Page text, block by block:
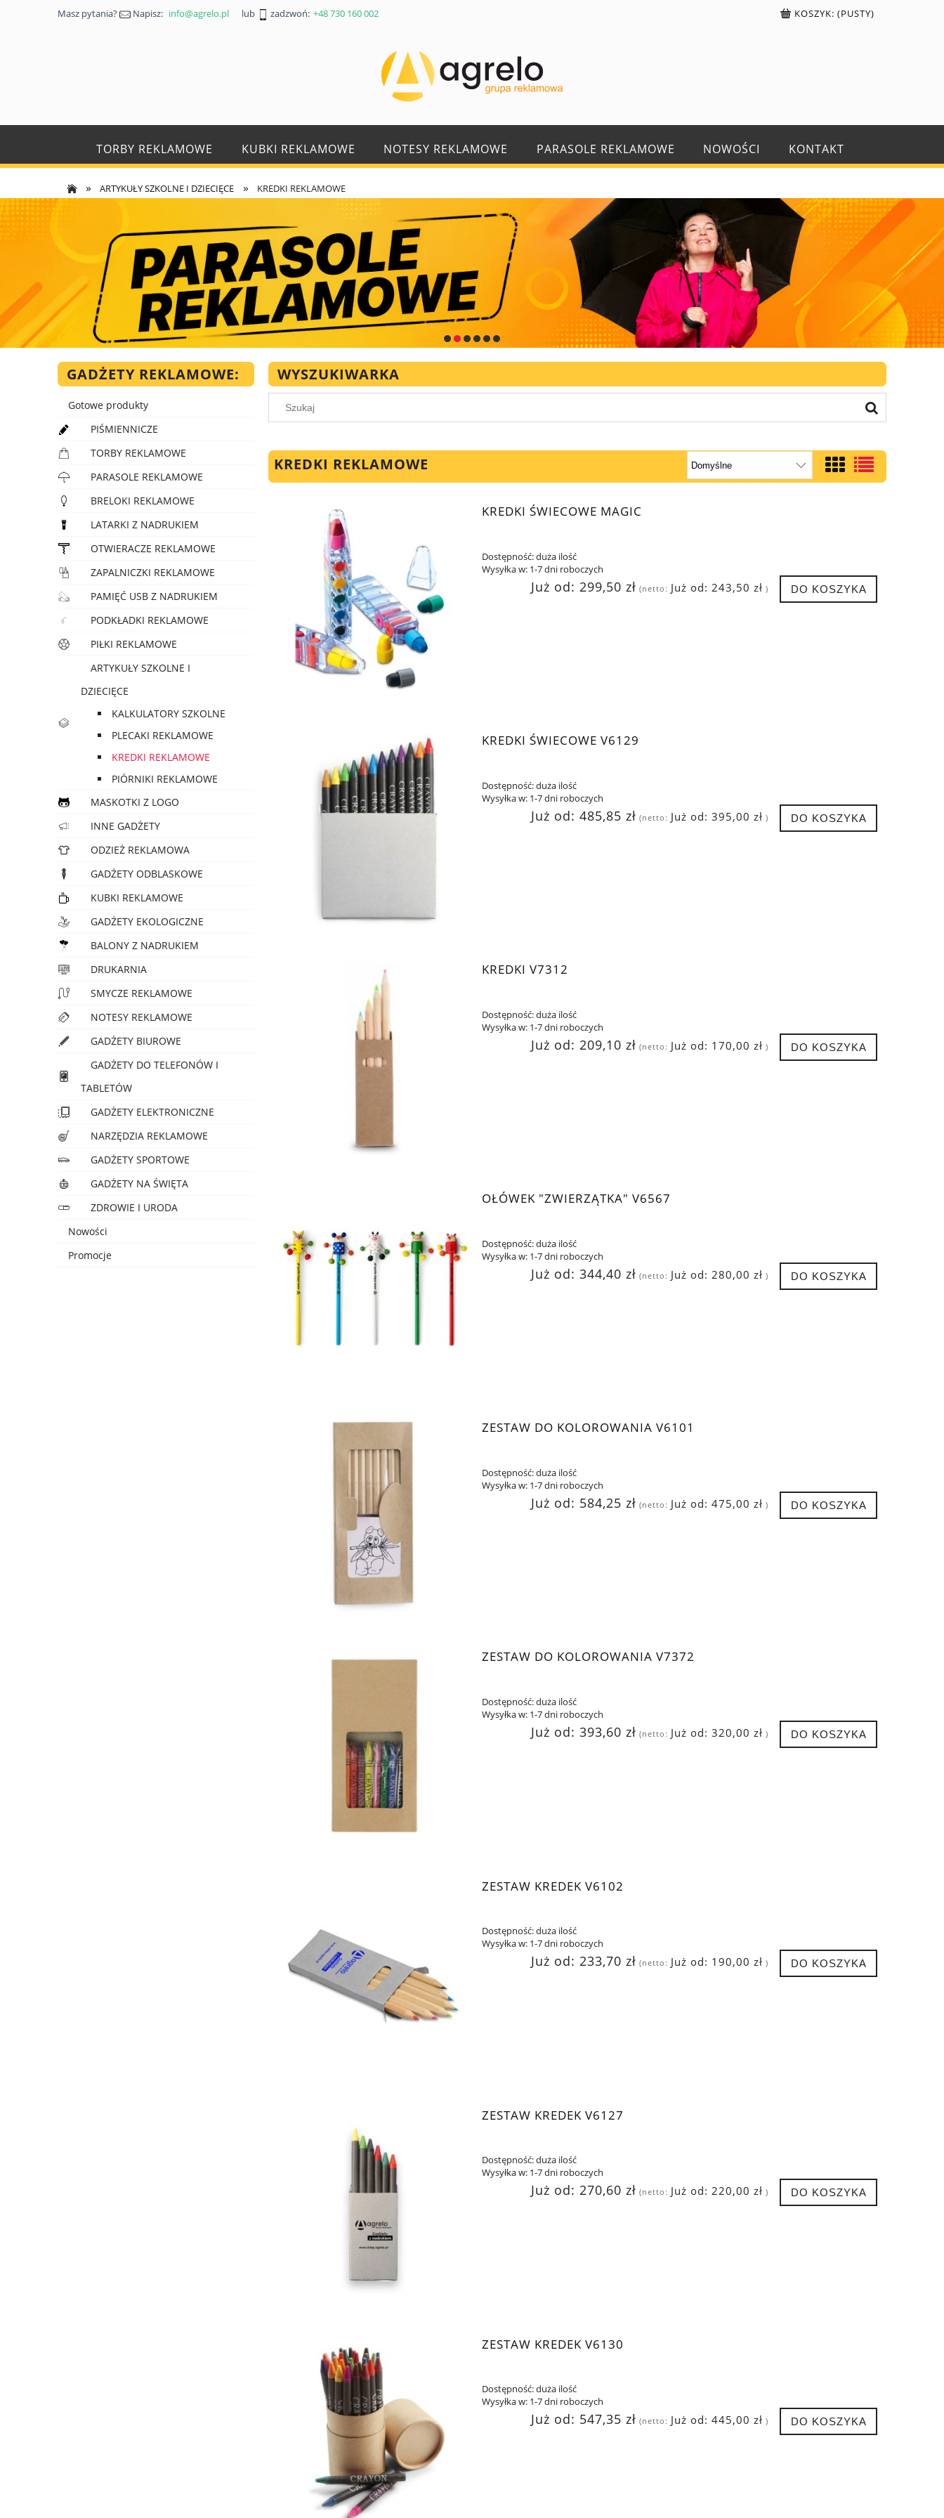
Masz pytania? Napisz: info@agrelo.pl lub zadzwoń: +48 730 160 002 KOSZYK: (PUSTY)
TORBY REKLAMOWE KUBKI REKLAMOWE NOTESY REKLAMOWE PARASOLE REKLAMOWE NOWOŚCI KONTAKT
» ARTYKUŁY SZKOLNE I DZIECIĘCE » KREDKI REKLAMOWE
GADŻETY REKLAMOWE:
Gotowe produkty
PIŚMIENNICZE
TORBY REKLAMOWE
PARASOLE REKLAMOWE
BRELOKI REKLAMOWE
LATARKI Z NADRUKIEM
OTWIERACZE REKLAMOWE
ZAPALNICZKI REKLAMOWE
PAMIĘĆ USB Z NADRUKIEM
PODKŁADKI REKLAMOWE
PIŁKI REKLAMOWE
ARTYKUŁY SZKOLNE I
DZIECIĘCE
KALKULATORY SZKOLNE
PLECAKI REKLAMOWE
KREDKI REKLAMOWE
PIÓRNIKI REKLAMOWE
MASKOTKI Z LOGO
INNE GADŻETY
ODZIEŻ REKLAMOWA
GADŻETY ODBLASKOWE
KUBKI REKLAMOWE
GADŻETY EKOLOGICZNE
BALONY Z NADRUKIEM
DRUKARNIA
SMYCZE REKLAMOWE
NOTESY REKLAMOWE
GADŻETY BIUROWE
GADŻETY DO TELEFONÓW I
TABLETÓW
GADŻETY ELEKTRONICZNE
NARZĘDZIA REKLAMOWE
GADŻETY SPORTOWE
GADŻETY NA ŚWIĘTA
ZDROWIE I URODA
Nowości
Promocje
WYSZUKIWARKA
KREDKI REKLAMOWE
KREDKI ŚWIECOWE MAGIC
Dostępność:duża ilość
Wysyłka w: 1-7 dni roboczych
Już od: 299,50 zł (netto: Już od:243,50 zł ) DO KOSZYKA
KREDKI ŚWIECOWE V6129
Dostępność:duża ilość
Wysyłka w: 1-7 dni roboczych
Już od:485,85 zł (netto: Już od:395,00 zł ) DO KOSZYKA
KREDKI V7312
Dostępność:duża ilość
Wysyłka w: 1-7 dni roboczych
Już od:209,10 zł (netto: Już od: 170,00 zł ) DO KOSZYKA
OŁÓWEK "ZWIERZĄTKA" V6567
Dostępność:duża ilość
Wysyłka w: 1-7 dni roboczych
Już od:344,40 zł (netto: Już od:280,00 zł ) DO KOSZYKA
ZESTAW DO KOLOROWANIA V6101
Dostępność:duża ilość
Wysyłka w: 1-7 dni roboczych
Już od: 584,25 zł (netto: Już od:475,00 zł ) DO KOSZYKA
ZESTAW DO KOLOROWANIA V7372
Dostępność:duża ilość
Wysyłka w: 1-7 dni roboczych
Już od:393,60 zł (netto: Już od:320,00 zł ) DO KOSZYKA
ZESTAW KREDEK V6102
Dostępność:duża ilość
Wysyłka w: 1-7 dni roboczych
Już od:233,70 zł (netto: Już od: 190,00 zł ) DO KOSZYKA
ZESTAW KREDEK V6127
Dostępność:duża ilość
Wysyłka w: 1-7 dni roboczych
Już od:270,60 zł (netto: Już od:220,00 zł ) DO KOSZYKA
ZESTAW KREDEK V6130
Dostępność:duża ilość
Wysyłka w: 1-7 dni roboczych
Już od: 547,35 zł (netto: Już od:445,00 zł ) DO KOSZYKA